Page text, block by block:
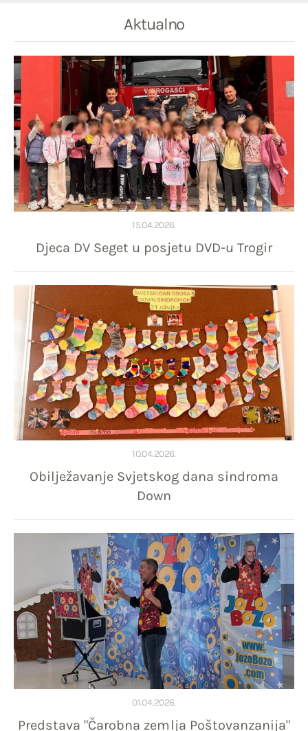
Aktualno
15.04.2026.
Djeca DV Seget u posjetu DVD-u Trogir
10.04.2026.
Obilježavanje Svjetskog dana sindroma
Down
01.04.2026.
Predstava "Čarobna zemlja Poštovanzanija"